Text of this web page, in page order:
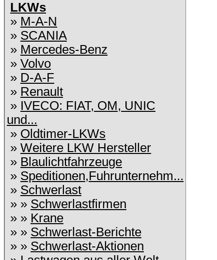
LKWs
» M-A-N
» SCANIA
» Mercedes-Benz
» Volvo
» D-A-F
» Renault
» IVECO: FIAT, OM, UNIC
und...
» Oldtimer-LKWs
» Weitere LKW Hersteller
» Blaulichtfahrzeuge
» Speditionen,Fuhrunternehm...
» Schwerlast
» » Schwerlastfirmen
» » Krane
» » Schwerlast-Berichte
» » Schwerlast-Aktionen